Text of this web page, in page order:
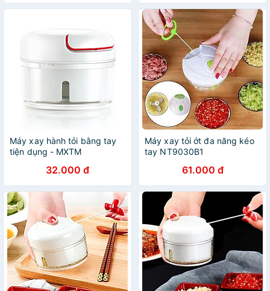
Máy xay hành tỏi bằng tay
tiện dụng - MXTM
32.000 đ
Máy xay tỏi ớt đa năng kéo
tay NT9030B1
61.000 đ